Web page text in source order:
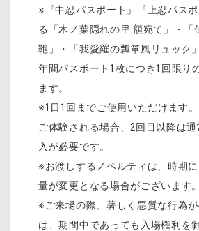
※『中忍パスポート』『上忍パス
る「木ノ葉隠れの里 額宛て」・「
鞄」・「我愛羅の瓢箪風リュック
年間パスポート1枚につき1回限り
ます。
※1日1回までご使用いただけます
ご体験される場合、2回目以降は
入が必要です。
※お渡しするノベルティは、時期
量が変更となる場合がございます。
※ご来場の際、著しく悪質な行為
は、期間中であっても入場権利を